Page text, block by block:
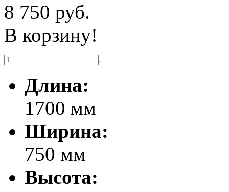
8 750 руб.
В корзину!
+
-
Длина:
1700 мм
Ширина:
750 мм
Высота: